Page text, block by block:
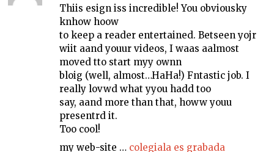
Thiis esign iss incredible! You obviousky
knhow hoow
to keep a reader entertained. Betseen yojr
wiit aand youur videos, I waas aalmost
moved tto start myy ownn
bloig (well, almost…HaHa!) Fntastic job. I
really lovwd what yyou hadd too
say, aand more than that, howw youu
presentrd it.
Too cool!
my web-site … colegiala es grabada